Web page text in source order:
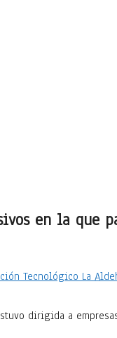
en la que
Tecnológico La
dirigida a